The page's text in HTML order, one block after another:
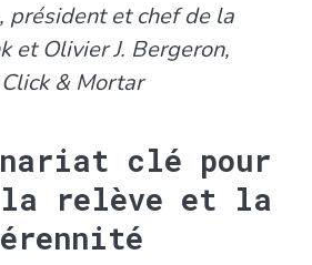
président et chef de la
et Olivier J. Bergeron,
& Mortar
clé pour
la relève et la